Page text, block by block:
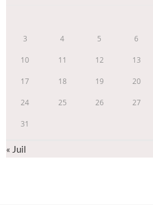
3 4 5 6
10 11 12 13
17 18 19 20
24 25 26 27
31
« Juil